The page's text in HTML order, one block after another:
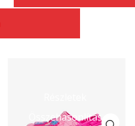
Összehasonlítás